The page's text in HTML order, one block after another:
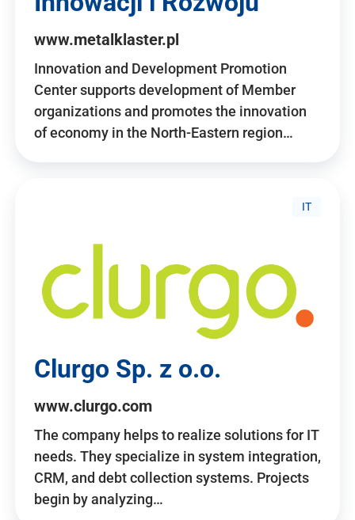
www.metalklaster.pl
Innovation and Development Promotion
Center supports development of Member
organizations and promotes the innovation
of economy in the North-Eastern region…
IT
Clurgo Sp. z o.o.
www.clurgo.com
The company helps to realize solutions for IT
needs. They specialize in system integration,
CRM, and debt collection systems. Projects
begin by analyzing…